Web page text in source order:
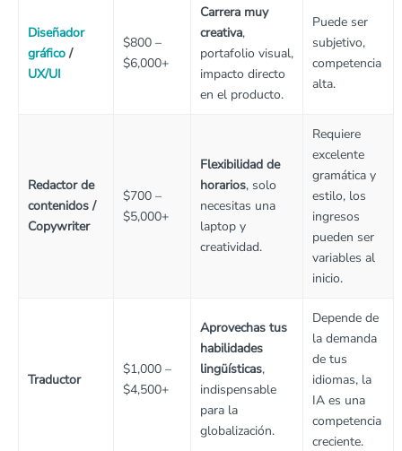
Diseñador
gráfico/
UX/UI
$800 –
$6,000+
Carrera muy
creativa,
portafolio visual,
impacto directo
en el producto.
Puede ser
subjetivo,
competencia
alta.
Redactor de
contenidos /
Copywriter
$700 –
$5,000+
Flexibilidad de
horarios, solo
necesitas una
laptop y
creatividad.
Requiere
excelente
gramática y
estilo, los
ingresos
pueden ser
variables al
inicio.
Traductor
$1,000 –
$4,500+
Aprovechas tus
habilidades
lingüísticas,
indispensable
para la
globalización.
Depende de
la demanda
de tus
idiomas, la
IA es una
competencia
creciente.